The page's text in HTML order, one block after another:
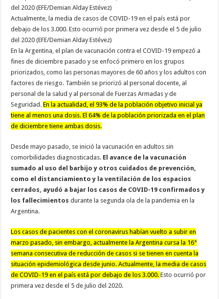
Actualmente, la media de casos de COVID-19 en el país está por
debajo de los 3.000. Esto ocurrió por primera vez desde el 5 de julio
del 2020 (EFE/Demian Alday Estévez)
En la Argentina, el plan de vacunación contra el COVID-19 empezó a
fines de diciembre pasado y se enfocó primero en los grupos
priorizados, como las personas mayores de 60 años y los adultos con
factores de riesgo. También se priorizó al personal docente, al
personal de la salud y al personal de Fuerzas Armadas y de
Seguridad.En la actualidad, el 93% de la población objetivo inicial ya
tiene al menos una dosis. El 64% de la población priorizada en el plan
de diciembre tiene ambas dosis.
Desde mayo pasado, se inició la vacunación en adultos sin
comorbilidades diagnosticadas. El avance de la vacunación
sumado al uso del barbijo y otros cuidados de prevención,
como el distanciamiento y la ventilación de los espacios
cerrados, ayudó a bajar los casos de COVID-19 confirmados y
los fallecimientos durante la segunda ola de la pandemia en la
Argentina.
Los casos de pacientes con el coronavirus habían vuelto a subir en
marzo pasado, sin embargo, actualmente la Argentina cursa la 16°
semana consecutiva de reducción de casos si se tienen en cuenta la
situación epidemiológica desde junio. Actualmente, la media de casos
de COVID-19 en el país está por debajo de los 3.000.Esto ocurrió por
primera vez desde el 5 de julio del 2020.